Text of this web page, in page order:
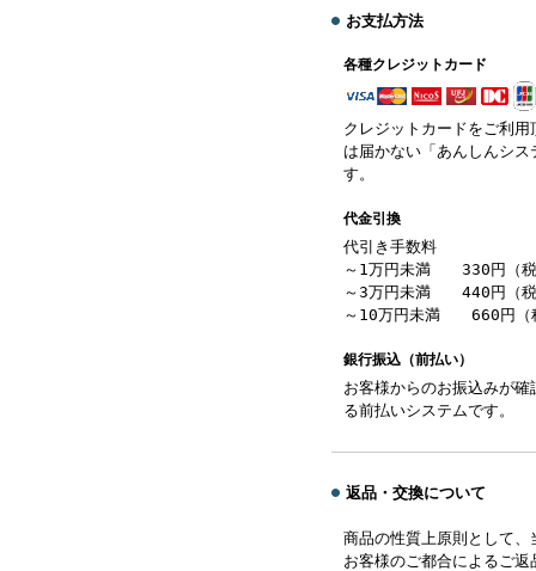
お支払方法
各種クレジットカード
クレジットカードをご利
は届かない「あんしんシ
す。
代金引換
代引き手数料
～1万円未満 330円（税
～3万円未満 440円（税
～10万円未満 660円（
銀行振込（前払い）
お客様からのお振込みが
る前払いシステムです。
返品・交換について
商品の性質上原則として
お客様のご都合によるご